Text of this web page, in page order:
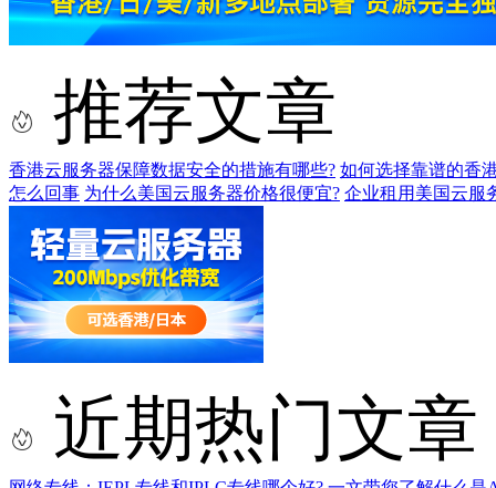
推荐文章
香港云服务器保障数据安全的措施有哪些? 如何选择靠谱的香
怎么回事 为什么美国云服务器价格很便宜? 企业租用美国云服
近期热门文章